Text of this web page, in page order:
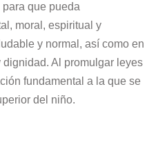
para que pueda
moral, espiritual y
y normal, así como en
Al promulgar leyes
fundamental a la que se
del niño.